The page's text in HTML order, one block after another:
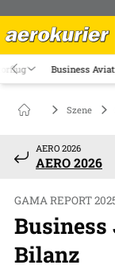
Business
Szene
AERO 2026
AERO 2026
GAMA REPORT
Bilanz